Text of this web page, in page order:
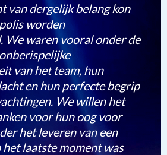
van dergelijk belang kon
worden
We waren vooral onder de
van het team, hun
en hun perfecte begrip
We willen het
voor hun oog voor
het leveren van een
laatste moment was